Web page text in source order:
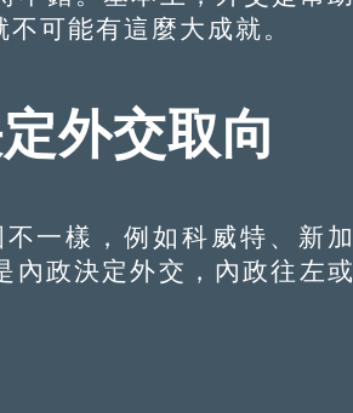
可能有這麼大成就。
外交取向
一樣，例如科威特、新加
內政決定外交，內政往左或